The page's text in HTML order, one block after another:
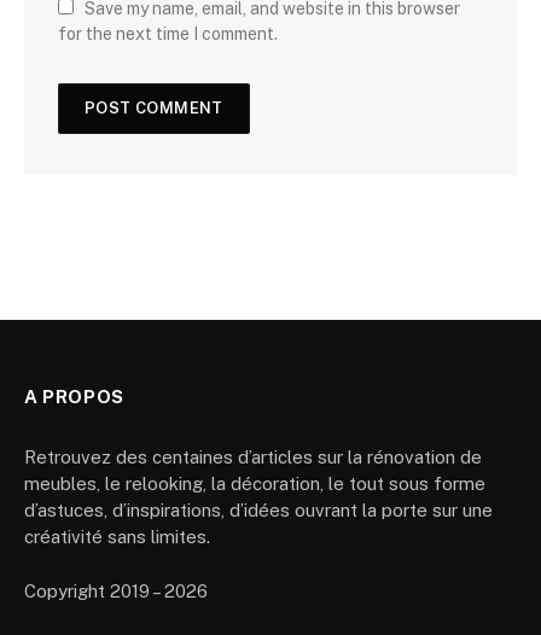
Save my name, email, and website in this browser
for the next time I comment.
A PROPOS
Retrouvez des centaines d’articles sur la rénovation de
meubles, le relooking, la décoration, le tout sous forme
d’astuces, d’inspirations, d’idées ouvrant la porte sur une
créativité sans limites.
Copyright 2019 – 2026